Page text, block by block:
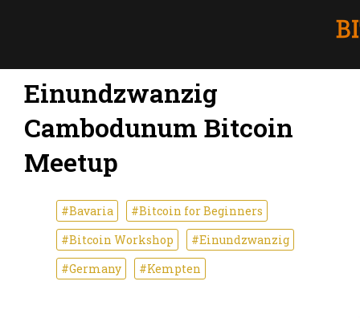
Einundzwanzig
Cambodunum Bitcoin
Meetup
#Bavaria
#Bitcoin for Beginners
#Bitcoin Workshop
#Einundzwanzig
#Germany
#Kempten